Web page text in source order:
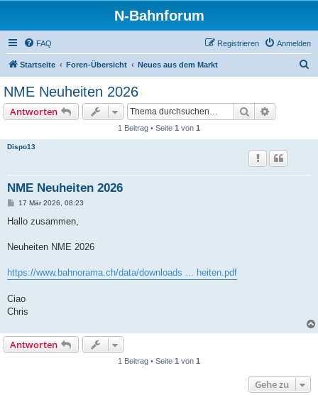
N-Bahnforum
FAQ Anmelden
Registrieren
Startseite Foren-Übersicht Neues aus dem Markt
NME Neuheiten 2026
Antworten Suche
1 Beitrag • Seite 1 von 1
Dispo13
NME Neuheiten 2026
B
i
a
17 Mär 2026, 08:23
Hallo zusammen,
Neuheiten NME 2026
https://www.bahnorama.ch/data/downloads ... heiten.pdf
Ciao
Chris
Antworten
1 Beitrag • Seite 1 von 1
Gehe zu